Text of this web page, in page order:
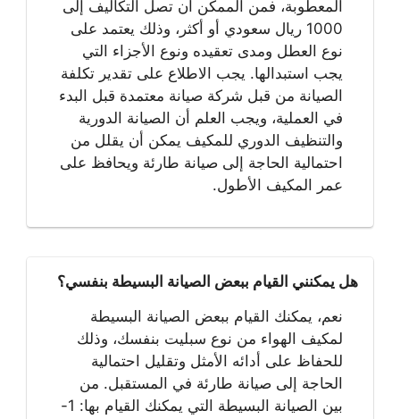
المعطوبة، فمن الممكن أن تصل التكاليف إلى
1000 ريال سعودي أو أكثر، وذلك يعتمد على
نوع العطل ومدى تعقيده ونوع الأجزاء التي
يجب استبدالها. يجب الاطلاع على تقدير تكلفة
الصيانة من قبل شركة صيانة معتمدة قبل البدء
في العملية، ويجب العلم أن الصيانة الدورية
والتنظيف الدوري للمكيف يمكن أن يقلل من
احتمالية الحاجة إلى صيانة طارئة ويحافظ على
عمر المكيف الأطول.
هل يمكنني القيام ببعض الصيانة البسيطة بنفسي؟
نعم، يمكنك القيام ببعض الصيانة البسيطة
لمكيف الهواء من نوع سبليت بنفسك، وذلك
للحفاظ على أدائه الأمثل وتقليل احتمالية
الحاجة إلى صيانة طارئة في المستقبل. من
بين الصيانة البسيطة التي يمكنك القيام بها: 1-